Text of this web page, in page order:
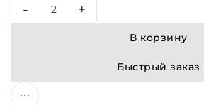
- +
В корзину
Быстрый заказ